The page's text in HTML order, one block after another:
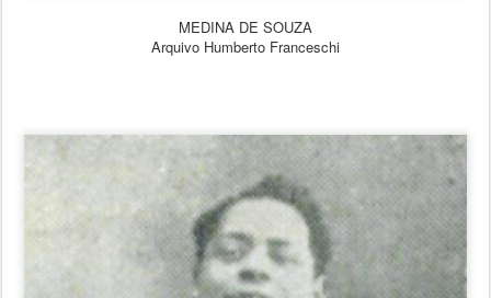
MEDINA DE SOUZA
Arquivo Humberto Franceschi